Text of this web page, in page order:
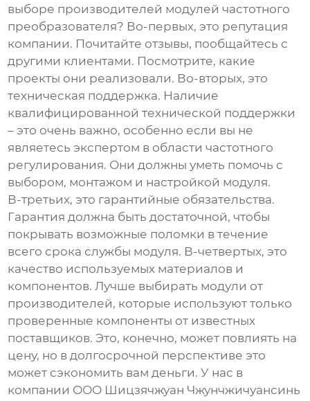
выборе производителей модулей частотного
преобразователя? Во-первых, это репутация
компании. Почитайте отзывы, пообщайтесь с
другими клиентами. Посмотрите, какие
проекты они реализовали. Во-вторых, это
техническая поддержка. Наличие
квалифицированной технической поддержки
– это очень важно, особенно если вы не
являетесь экспертом в области частотного
регулирования. Они должны уметь помочь с
выбором, монтажом и настройкой модуля.
В-третьих, это гарантийные обязательства.
Гарантия должна быть достаточной, чтобы
покрывать возможные поломки в течение
всего срока службы модуля. В-четвертых, это
качество используемых материалов и
компонентов. Лучше выбирать модули от
производителей, которые используют только
проверенные компоненты от известных
поставщиков. Это, конечно, может повлиять на
цену, но в долгосрочной перспективе это
может сэкономить вам деньги. У нас в
компании ООО Шицзячжуан Чжунчжичуансинь